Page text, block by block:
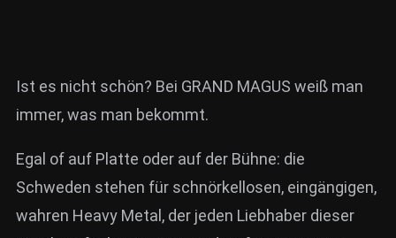
Ist es nicht schön? Bei GRAND MAGUS weiß man
immer, was man bekommt.
Egal of auf Platte oder auf der Bühne: die
Schweden stehen für schnörkellosen, eingängigen,
wahren Heavy Metal, der jeden Liebhaber dieser